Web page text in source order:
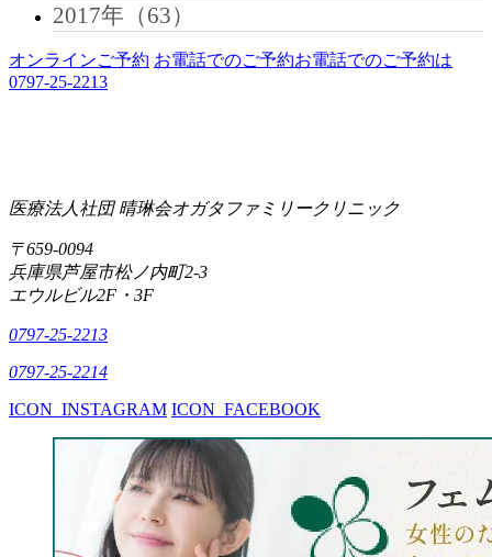
2017年（63）
オンラインご予約 お電話でのご予約お電話でのご予約は
0797-25-2213
医療法人社団 晴琳会オガタファミリークリニック
〒659-0094
兵庫県芦屋市松ノ内町2-3
エウルビル2F・3F
0797-25-2213
0797-25-2214
ICON_INSTAGRAM ICON_FACEBOOK